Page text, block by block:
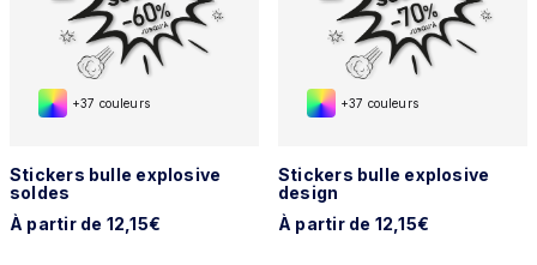
+37 couleurs
Stickers bulle explosive
soldes
À partir de 12,15€
+37 couleurs
Stickers bulle explosive
design
À partir de 12,15€